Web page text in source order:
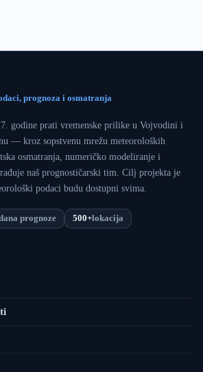
prognoza i osmatranja
godine prati vremenske prilike u Vojvodini i
— kroz sopstvenu mrežu meteoroloških
osmatranja, numeričko modeliranje i
naš prognostičarski tim. Cilj projekta je
podaci budu dostupni svima.
prognoze 500+lokacija